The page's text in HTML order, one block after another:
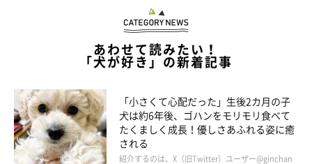
@misoshiba1017
その後、味噌ちゃんはマッサージ器に近づいて豪快な鼻息ととも
あわせて読みたい！
「犬が好き」の新着記事
「小さくて心配だった」生後2カ月の子
犬は約6年後、ゴハンをモリモリ食べて
たくましく成長！優しさあふれる姿に癒
される
紹介するのは、X（旧Twitter）ユーザー@ginchan